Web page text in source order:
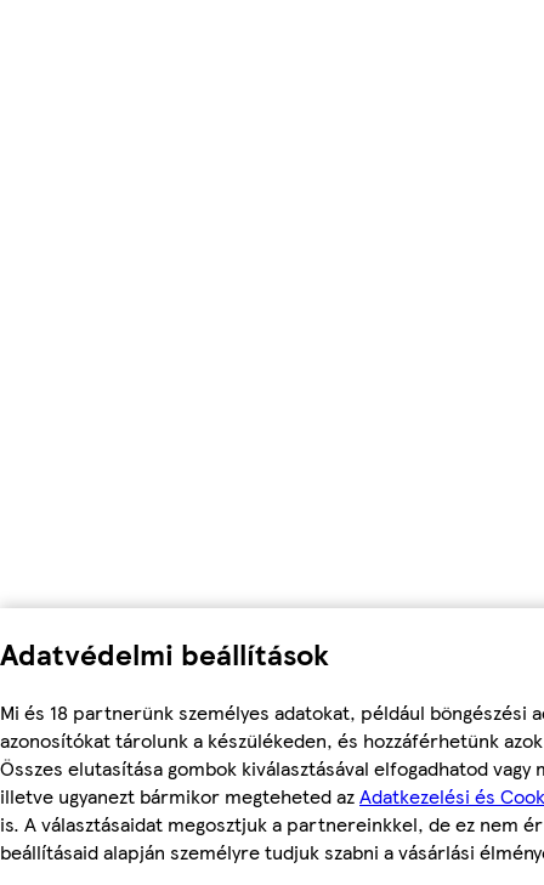
Adatvédelmi beállítások
Mi és 18 partnerünk személyes adatokat, például böngészési
azonosítókat tárolunk a készülékeden, és hozzáférhetünk
Összes elutasítása gombok kiválasztásával elfogadhatod
illetve ugyanezt bármikor megteheted azAdatkezelési és
is. A választásaidat megosztjuk a partnereinkkel, de ez nem
beállításaid alapján személyre tudjuk szabni a vásárlási